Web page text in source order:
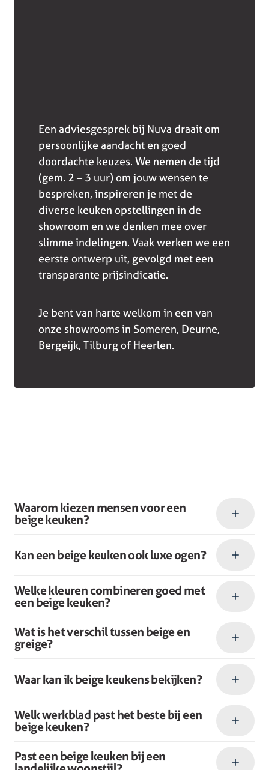
Een adviesgesprek bij Nuva draait om
persoonlijke aandacht en goed
doordachte keuzes. We nemen de tijd
(gem. 2 – 3 uur) om jouw wensen te
bespreken, inspireren je met de
diverse keuken opstellingen in de
showroom en we denken mee over
slimme indelingen. Vaak werken we een
eerste ontwerp uit, gevolgd met een
transparante prijsindicatie.
Je bent van harte welkom in een van
onze showrooms in Someren, Deurne,
Bergeijk, Tilburg of Heerlen.
Waarom kiezen mensen voor een
beige keuken?
Kan een beige keuken ook luxe ogen?
Welke kleuren combineren goed met
een beige keuken?
Wat is het verschil tussen beige en
greige?
Waar kan ik beige keukens bekijken?
Welk werkblad past het beste bij een
beige keuken?
Past een beige keuken bij een